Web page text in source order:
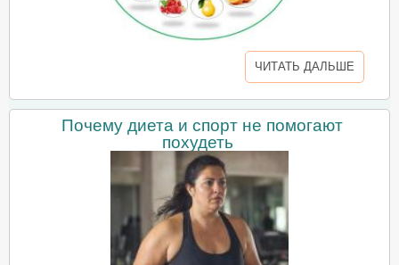
ЧИТАТЬ ДАЛЬШЕ
Почему диета и спорт не помогают
похудеть